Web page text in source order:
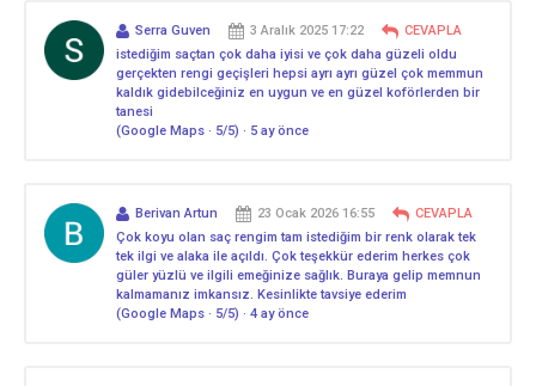
Serra Guven 3 Aralık 2025 17:22
CEVAPLA
istediğim saçtan çok daha iyisi ve çok daha güzeli oldu
gerçekten rengi geçişleri hepsi ayrı ayrı güzel çok memmun
kaldık gidebilceğiniz en uygun ve en güzel koförlerden bir
tanesi
(Google Maps · 5/5) · 5 ay önce
Berivan Artun 23 Ocak 2026 16:55
CEVAPLA
Çok koyu olan saç rengim tam istediğim bir renk olarak tek
tek ilgi ve alaka ile açıldı. Çok teşekkür ederim herkes çok
güler yüzlü ve ilgili emeğinize sağlık. Buraya gelip memnun
kalmamanız imkansız. Kesinlikte tavsiye ederim
(Google Maps · 5/5) · 4 ay önce